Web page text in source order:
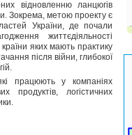
відновленню ланцюгів
Зокрема, метою проекту є
України, де почали
життєдіяльності
яких мають практику
після війни, глибокої
працюють у компаніях
продуктів, логістичних